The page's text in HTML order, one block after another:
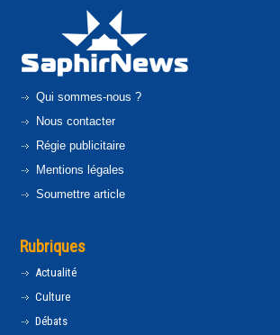
Qui sommes-nous ?
Nous contacter
Régie publicitaire
Mentions légales
Soumettre article
Rubriques
Actualité
Culture
Débats